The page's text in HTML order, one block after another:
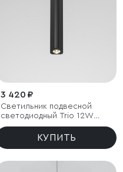
3 420 ₽
Светильник подвесной
светодиодный Trio 12W
3000K черный
КУПИТЬ